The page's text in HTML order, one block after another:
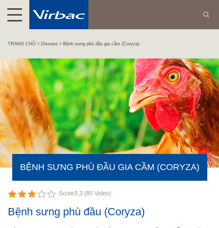
TRANG CHỦ Disease Bệnh sưng phù đầu gia cầm (Coryza)
BỆNH SƯNG PHÙ ĐẦU GIA CẦM (CORYZA)
Score3,3 (85 Votes)
Bệnh sưng phù đầu (Coryza)